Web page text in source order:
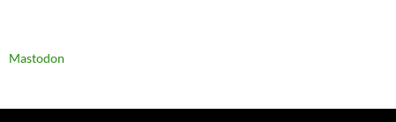
Mastodon